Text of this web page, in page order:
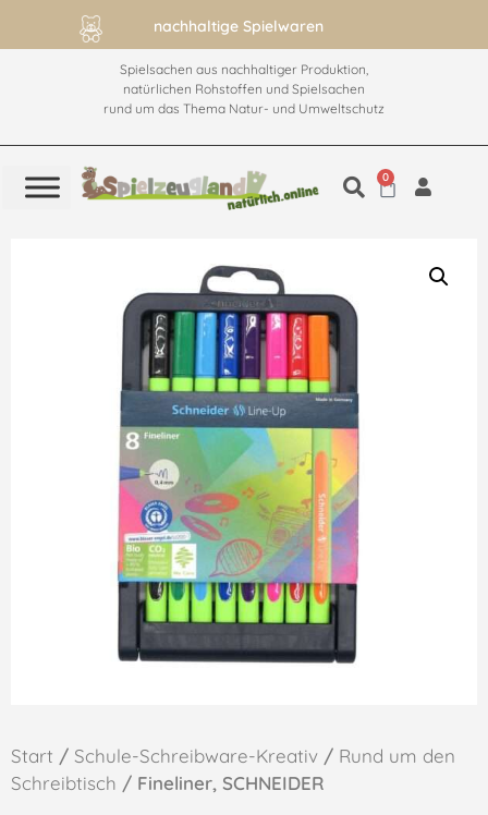
nachhaltige Spielwaren
Spielsachen aus nachhaltiger Produktion,
natürlichen Rohstoffen und Spielsachen
rund um das Thema Natur- und Umweltschutz
0
Start / Schule-Schreibware-Kreativ / Rund um den
Schreibtisch / Fineliner, SCHNEIDER